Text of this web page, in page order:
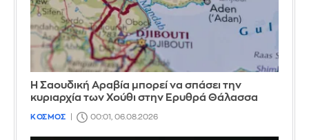
Η Σαουδική Αραβία μπορεί να σπάσει την
κυριαρχία των Χούθι στην Ερυθρά Θάλασσα
ΚΟΣΜΟΣ 00:01, 06.08.2026